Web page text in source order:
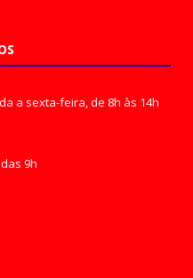
a sexta-feira, de 8h às 14h
9h